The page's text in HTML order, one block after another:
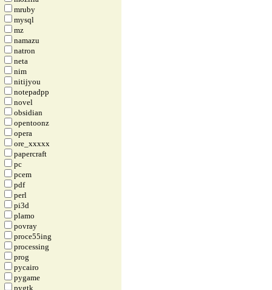
mruby
mysql
mz
namazu
natron
neta
nim
nitijyou
notepadpp
novel
obsidian
opentoonz
opera
ore_xxxxx
papercraft
pc
pcem
pdf
perl
pi3d
plamo
povray
proce55ing
processing
prog
pycairo
pygame
pygtk